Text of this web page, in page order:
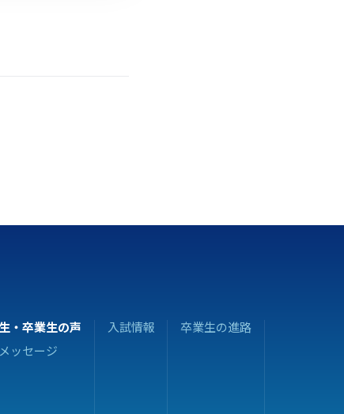
・卒業生の声
ッセージ
入試情報 卒業生の進路